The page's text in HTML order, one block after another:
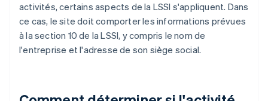
activités, certains aspects de la LSSI s'appliquent. Dans
ce cas, le site doit comporter les informations prévues
à la section 10 de la LSSI, y compris le nom de
l'entreprise et l'adresse de son siège social.